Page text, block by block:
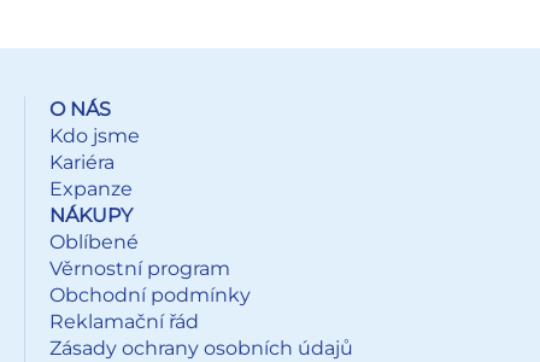
O NÁS
Kdo jsme
Kariéra
Expanze
NÁKUPY
Oblíbené
Věrnostní program
Obchodní podmínky
Reklamační řád
Zásady ochrany osobních údajů